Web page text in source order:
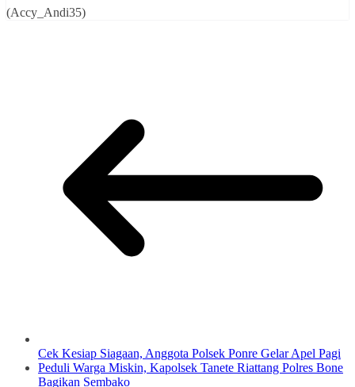
(Accy_Andi35)
Cek Kesiap Siagaan, Anggota Polsek Ponre Gelar Apel Pagi
Peduli Warga Miskin, Kapolsek Tanete Riattang Polres Bone
Bagikan Sembako